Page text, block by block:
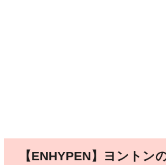
【ENHYPEN】ヨントン